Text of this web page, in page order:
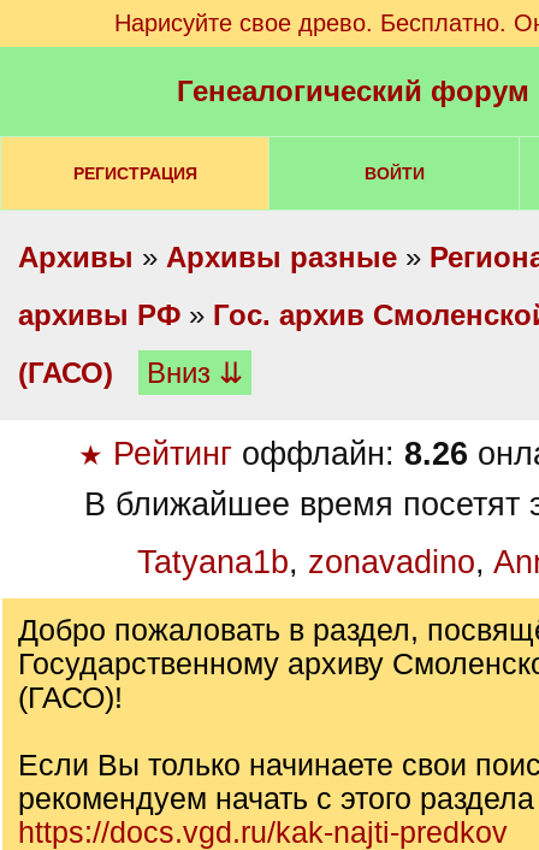
Нарисуйте свое древо. Бесплатно.
Генеалогический
РЕГИСТРАЦИЯ ВОЙТИ
Архивы » Архивы разные »
архивы РФ » Гос. архив
(ГАСО)
Вниз ⇊
★ Рейтинг оффлайн: 8.26
В ближайшее время посетят
Tatyana1b, zonavadino,
Добро пожаловать в раздел,
Государственному архиву
(ГАСО)!
Если Вы только начинаете свои
рекомендуем начать с этого раздела
https://docs.vgd.ru/kak-najti-predkov